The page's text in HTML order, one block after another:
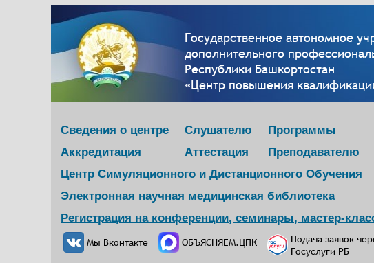
Государственное автономное
дополнительного
Республики Башкортостан
«Центр повышения
Сведения о центре Слушателю Программы
Аккредитация
Аттестация Преподавателю
Центр Симуляционного и Дистанционного Обучения
Электронная научная медицинская библиотека
Регистрация на конференции, семинары, мастер-
Мы Вконтакте ОБЪЯСНЯЕМ.ЦПК
Подача заявок
Госуслуги РБ